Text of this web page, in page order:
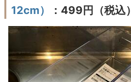
12cm）
：499円（税込）